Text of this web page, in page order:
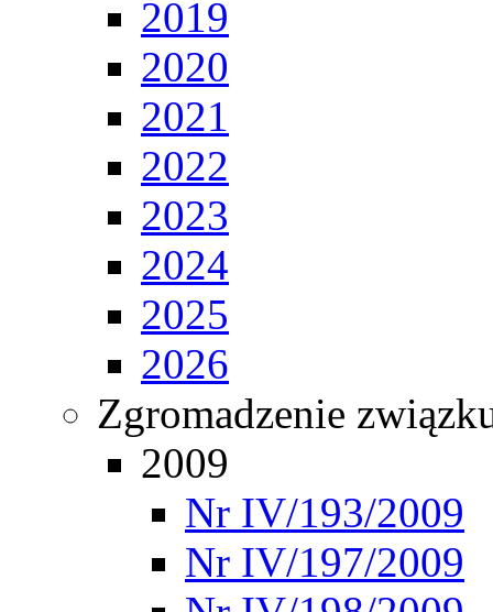
2019
2020
2021
2022
2023
2024
2025
2026
Zgromadzenie
2009
Nr IV/193/2009
Nr IV/197/2009